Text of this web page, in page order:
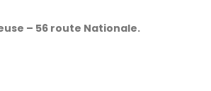
– 56 route Nationale.